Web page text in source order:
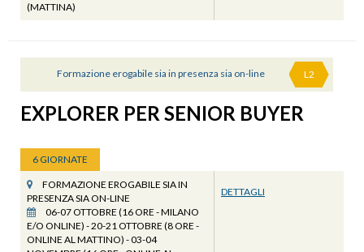
(MATTINA)
Formazione erogabile sia in presenza sia on-line L2
EXPLORER PER SENIOR BUYER
6 GIORNATE
FORMAZIONE EROGABILE SIA IN
PRESENZA SIA ON-LINE
06-07 OTTOBRE (16 ORE - MILANO
E/O ONLINE) - 20-21 OTTOBRE (8 ORE -
ONLINE AL MATTINO) - 03-04
DETTAGLI